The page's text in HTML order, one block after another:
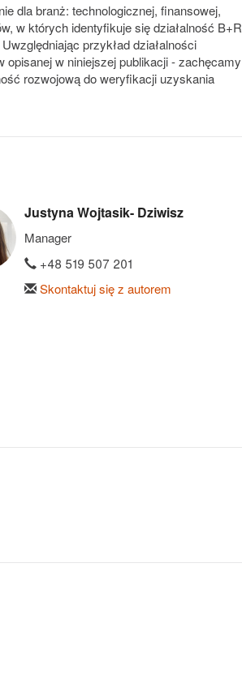
dla branż: technologicznej, finansowej,
w których identyfikuje się działalność B+R
przykład działalności
opisanej w niniejszej publikacji - zachęcamy
rozwojową do weryfikacji uzyskania
Justyna Wojtasik- Dziwisz
Manager
+48 519 507 201
Skontaktuj się z autorem